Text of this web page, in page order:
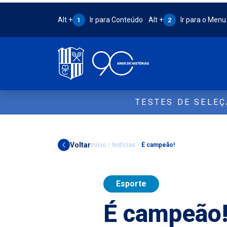
Atalho Alt + 1:
Alt + 1 Ir para Conteúdo Atalho Alt + 2:
Alt + 2 Ir para o Menu
TESTES DE
VoltarInício Notícias É campeão!
Esporte
É campeão!